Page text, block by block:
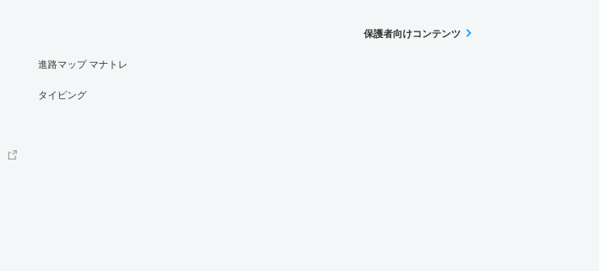
進路マップ マナトレ
タイピング
保護者向けコンテンツ